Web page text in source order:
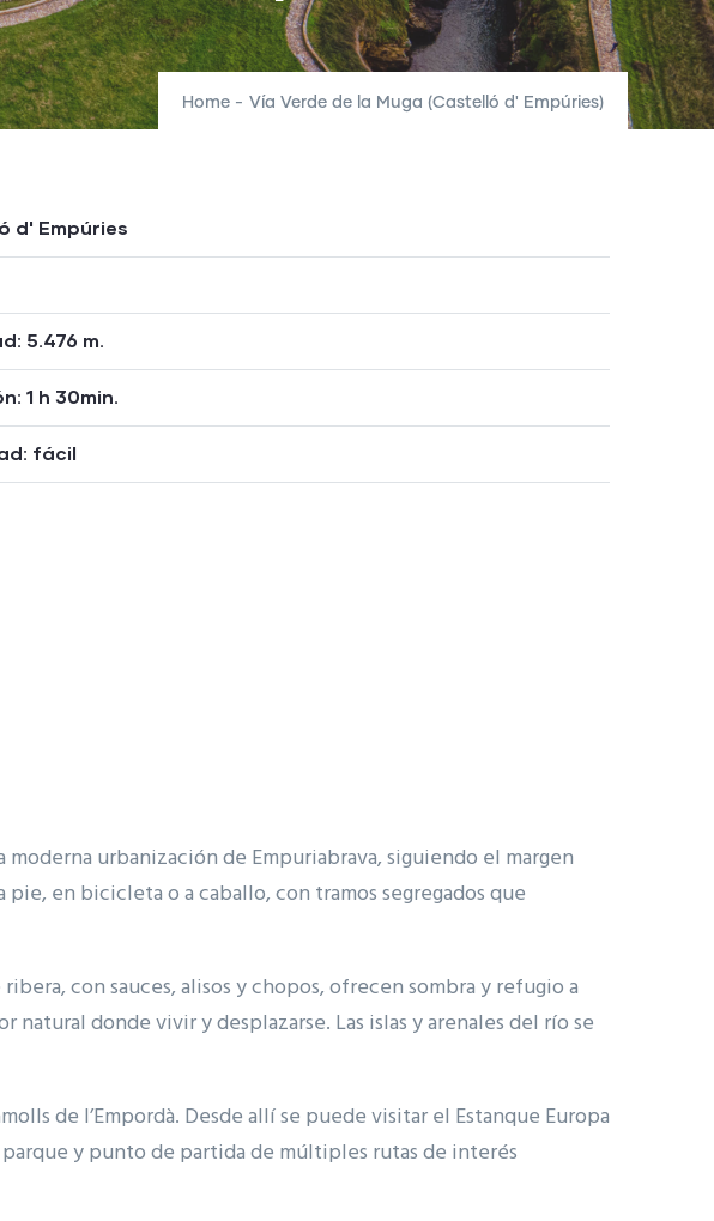
Home - Vía Verde de la Muga (Castelló d' Empúries)
d' Empúries
5.476 m.
1 h 30min.
fácil
urbanización de Empuriabrava, siguiendo el margen
en bicicleta o a caballo, con tramos segregados que
con sauces, alisos y chopos, ofrecen sombra y refugio a
donde vivir y desplazarse. Las islas y arenales del río se
de l’Empordà. Desde allí se puede visitar el Estanque Europa
y punto de partida de múltiples rutas de interés